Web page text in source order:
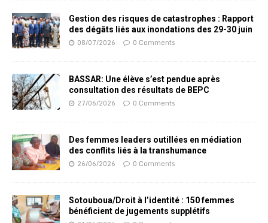
Gestion des risques de catastrophes : Rapport
des dégâts liés aux inondations des 29-30 juin
08/07/2026 0 Comments
BASSAR: Une élève s’est pendue après
consultation des résultats de BEPC
27/06/2026 0 Comments
Des femmes leaders outillées en médiation
des conflits liés à la transhumance
26/06/2026 0 Comments
Sotouboua/Droit à l’identité : 150 femmes
bénéficient de jugements supplétifs